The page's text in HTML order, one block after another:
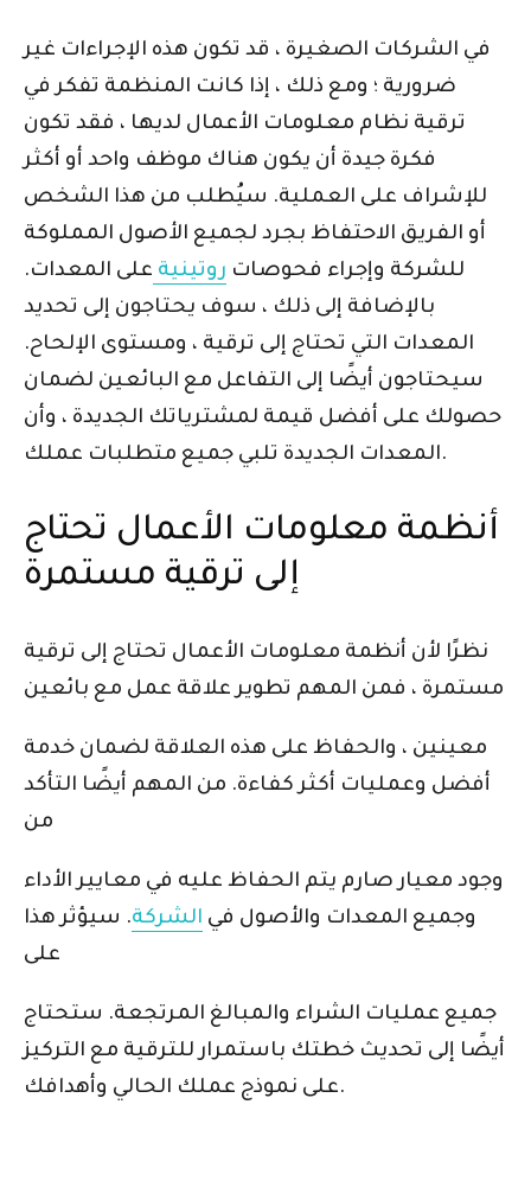
في الشركات الصغيرة ، قد تكون هذه الإجراءات غير
ضرورية ؛ ومع ذلك ، إذا كانت المنظمة تفكر في
ترقية نظام معلومات الأعمال لديها ، فقد تكون
فكرة جيدة أن يكون هناك موظف واحد أو أكثر
للإشراف على العملية. سيُطلب من هذا الشخص
أو الفريق الاحتفاظ بجرد لجميع الأصول المملوكة
للشركة وإجراء فحوصات روتينية على المعدات.
بالإضافة إلى ذلك ، سوف يحتاجون إلى تحديد
المعدات التي تحتاج إلى ترقية ، ومستوى الإلحاح.
سيحتاجون أيضًا إلى التفاعل مع البائعين لضمان
حصولك على أفضل قيمة لمشترياتك الجديدة ، وأن
المعدات الجديدة تلبي جميع متطلبات عملك.
أنظمة معلومات الأعمال تحتاج
إلى ترقية مستمرة
نظرًا لأن أنظمة معلومات الأعمال تحتاج إلى ترقية
مستمرة ، فمن المهم تطوير علاقة عمل مع بائعين
معينين ، والحفاظ على هذه العلاقة لضمان خدمة
أفضل وعمليات أكثر كفاءة. من المهم أيضًا التأكد
من
وجود معيار صارم يتم الحفاظ عليه في معايير الأداء
وجميع المعدات والأصول في الشركة. سيؤثر هذا
على
جميع عمليات الشراء والمبالغ المرتجعة. ستحتاج
أيضًا إلى تحديث خطتك باستمرار للترقية مع التركيز
على نموذج عملك الحالي وأهدافك.